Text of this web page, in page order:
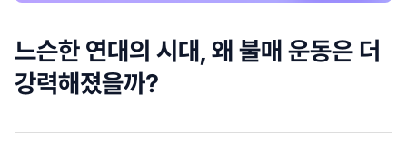
느슨한 연대의 시대, 왜 불매 운동은 더
강력해졌을까?